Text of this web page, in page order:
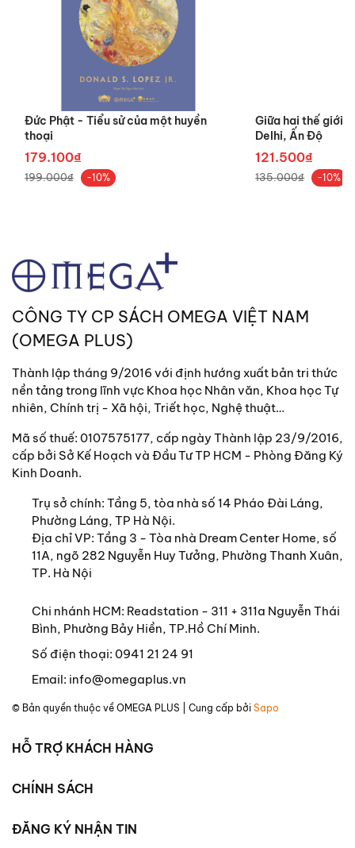
Đức Phật - Tiểu sử của một huyền
thoại
179.100₫
199.000₫ -10%
Giữa hai thế giới:
Delhi, Ấn Độ
121.500₫
135.000₫ -10%
CÔNG TY CP SÁCH OMEGA VIỆT NAM
(OMEGA PLUS)
Thành lập tháng 9/2016 với định hướng xuất bản tri thức
nền tảng trong lĩnh vực Khoa học Nhân văn, Khoa học Tự
nhiên, Chính trị - Xã hội, Triết học, Nghệ thuật…
Mã số thuế: 0107575177, cấp ngày Thành lập 23/9/2016,
cấp bởi Sở Kế Hoạch và Đầu Tư TP HCM - Phòng Đăng Ký
Kinh Doanh.
Trụ sở chính: Tầng 5, tòa nhà số 14 Pháo Đài Láng,
Phường Láng, TP Hà Nội.
Địa chỉ VP: Tầng 3 - Tòa nhà Dream Center Home, số
11A, ngõ 282 Nguyễn Huy Tưởng, Phường Thanh Xuân,
TP. Hà Nội
Chi nhánh HCM: Readstation - 311 + 311a Nguyễn Thái
Bình, Phường Bảy Hiền, TP.Hồ Chí Minh.
Số điện thoại: 0941 21 24 91
Email: info@omegaplus.vn
© Bản quyền thuộc về OMEGA PLUS | Cung cấp bởi Sapo
HỖ TRỢ KHÁCH HÀNG
CHÍNH SÁCH
ĐĂNG KÝ NHẬN TIN